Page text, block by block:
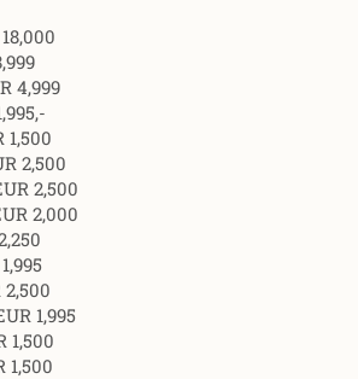
4,999
1,500
2,500
2,500
2,000
2,500
1,995
1,500
1,500